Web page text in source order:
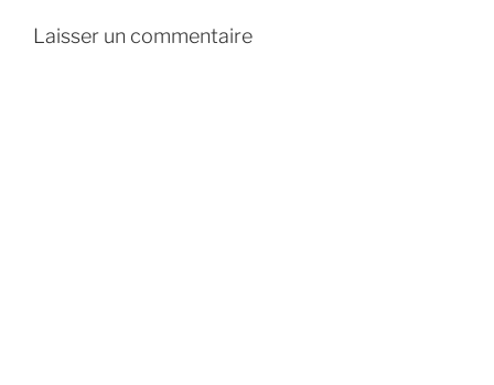
Laisser un commentaire